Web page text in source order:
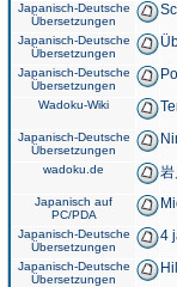
Japanisch-Deutsche
Übersetzungen
Japanisch-Deutsche
Übersetzungen
Japanisch-Deutsche
Übersetzungen
Wadoku-Wiki
Japanisch-Deutsche
Übersetzungen
wadoku.de
Japanisch auf
PC/PDA
Japanisch-Deutsche
Übersetzungen
4
Japanisch-Deutsche
Übersetzungen